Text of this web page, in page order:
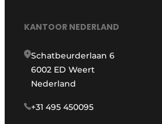
KANTOOR NEDERLAND
Schatbeurderlaan 6
6002 ED Weert
Nederland
+31 495 450095